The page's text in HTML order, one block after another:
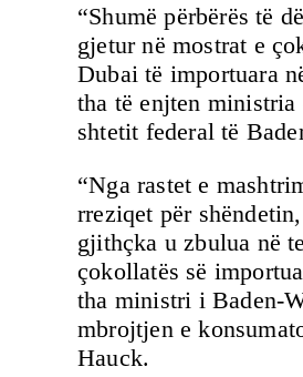
“Shumë përbërës të
gjetur në mostrat e
Dubai të importuara
tha të enjten ministria
shtetit federal të
“Nga rastet e
rreziqet për
gjithçka u zbulua në
çokollatës së
tha ministri i Baden-
mbrojtjen e
Hauck.